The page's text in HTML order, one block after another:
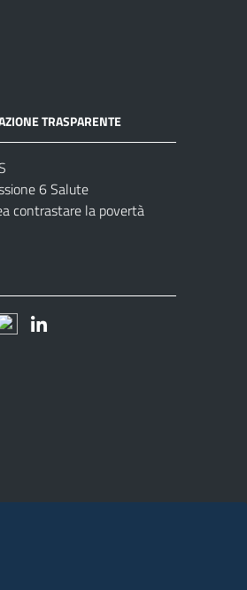
TRASPARENTE
6 Salute
contrastare la povertà